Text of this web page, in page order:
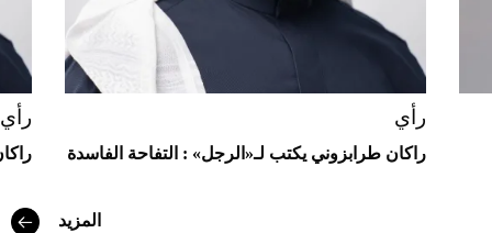
Aston Martin Valiant: على هوى الأبطال
رأي
راكان طرابزوني يكتب لـ«الرجل» : التفاحة الفاسدة
رأي
المزيد